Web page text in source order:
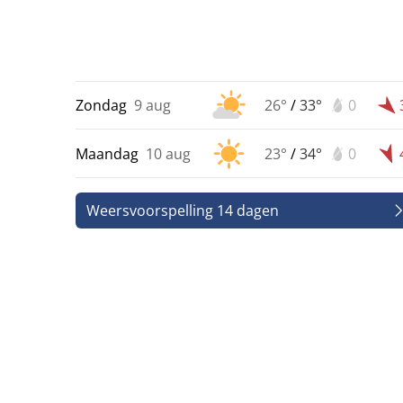
Zondag 9 aug 26° /33° 0
Maandag 10 aug 23° /34° 0
Weersvoorspelling 14 dagen